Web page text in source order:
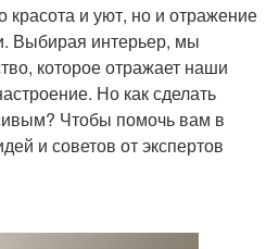
красота и уют, но и отражение
Выбирая интерьер, мы
которое отражает наши
Но как сделать
Чтобы помочь вам в
и советов от экспертов